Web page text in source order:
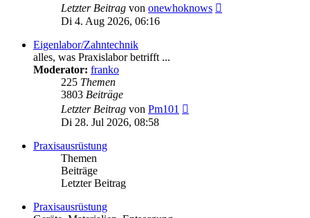
Letzter Beitrag von onewhoknows
Di 4. Aug 2026, 06:16
Eigenlabor/Zahntechnik
alles, was Praxislabor betrifft ...
Moderator: franko
225 Themen
3803 Beiträge
Letzter Beitrag von Pm101
Di 28. Jul 2026, 08:58
Praxisausrüstung
Themen
Beiträge
Letzter Beitrag
Praxisausrüstung